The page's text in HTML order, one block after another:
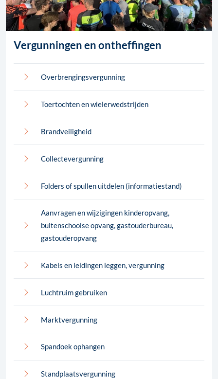
Vergunningen en ontheffingen
Overbrengingsvergunning
Toertochten en wielerwedstrijden
Brandveiligheid
Collectevergunning
Folders of spullen uitdelen (informatiestand)
Aanvragen en wijzigingen kinderopvang,
buitenschoolse opvang, gastouderbureau,
gastouderopvang
Kabels en leidingen leggen, vergunning
Luchtruim gebruiken
Marktvergunning
Spandoek ophangen
Standplaatsvergunning